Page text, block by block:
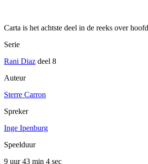
Carta is het achtste deel in de reeks over
Serie
Rani Diaz deel 8
Auteur
Sterre Carron
Spreker
Inge Ipenburg
Speelduur
9 uur 43 min 4 sec